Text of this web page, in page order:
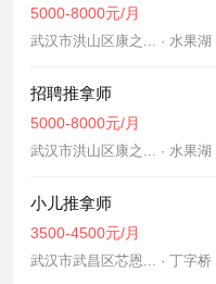
5000-8000元/月
武汉市洪山区康之... · 水果湖
招聘推拿师
5000-8000元/月
武汉市洪山区康之... · 水果湖
小儿推拿师
3500-4500元/月
武汉市武昌区芯恩... · 丁字桥